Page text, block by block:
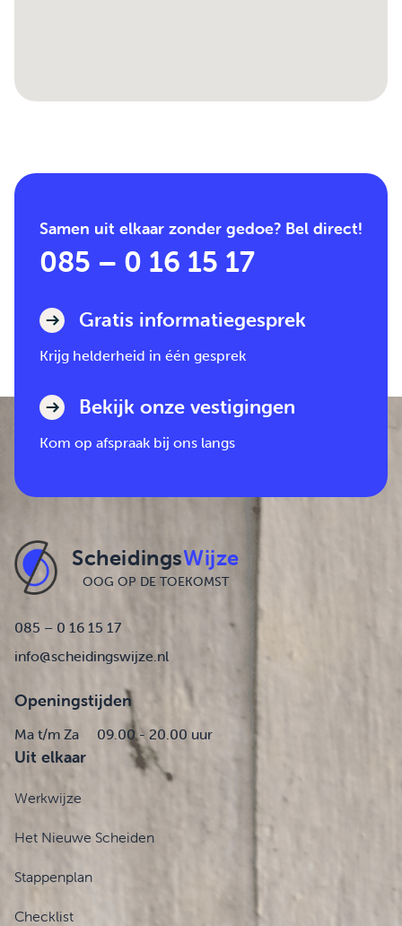
Samen uit elkaar zonder gedoe? Bel direct!
085 – 0 16 15 17
Gratis informatiegesprek
Krijg helderheid in één gesprek
Bekijk onze vestigingen
Kom op afspraak bij ons langs
ScheidingsWijze
OOG OP DE TOEKOMST
085 – 0 16 15 17
info@scheidingswijze.nl
Openingstijden
Ma t/m Za 09.00 - 20.00 uur
Uit elkaar
Werkwijze
Het Nieuwe Scheiden
Stappenplan
Checklist